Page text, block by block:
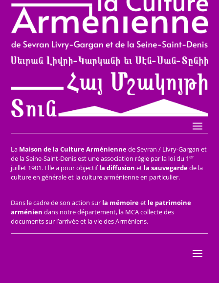
La Maison de la Culture Arméniennede Sevran / Livry-Gargan et
de la Seine-Saint-Denis est une association régie par la loi du 1er
juillet 1901. Elle a pour objectifla diffusion et la sauvegardede la
culture en générale et la culture arménienne en particulier.
Dans le cadre de son action sur la mémoireet le patrimoine
arménien dans notre département, la MCA collecte des
documents sur l’arrivée et la vie des Arméniens.